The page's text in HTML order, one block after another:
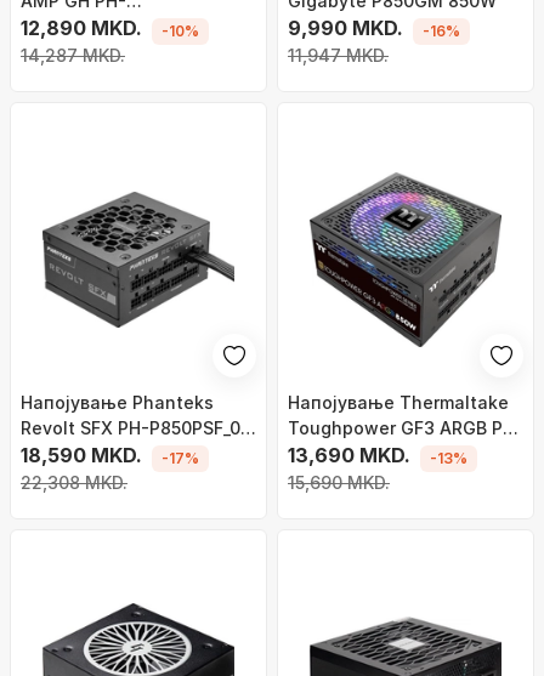
P850GH_BK01_EU ATX 3.0,
850W
12,890 MKD.
14,287 MKD.
-10% 9,990 MKD.
11,947 MKD.
-16%
Напојување Phanteks
Revolt SFX PH-P850PSF_02
SFX ATX 3.0, 850W
18,590 MKD.
22,308 MKD.
-17%
Напојување Thermaltake
Toughpower GF3 ARGB PS-
TPD-0850F4FAGE-1 ATX
3.0, 850W
13,690 MKD.
15,690 MKD.
-13%